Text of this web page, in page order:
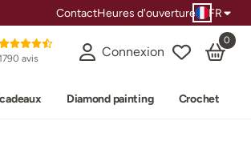
ContactHeures d'ouverture FR
avis Connexion
0
Diamond painting Crochet